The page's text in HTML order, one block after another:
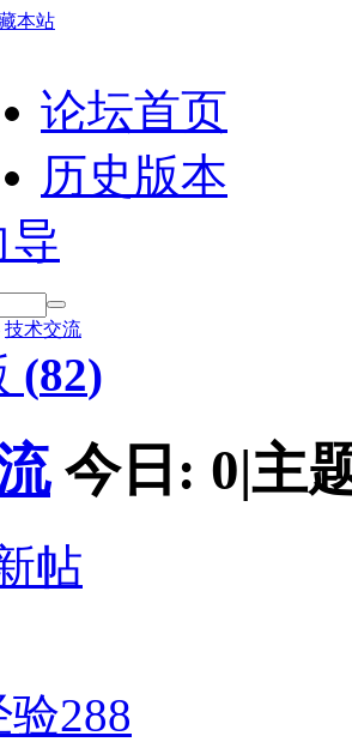
本站
论坛首页
历史版本
导
技术交流
(82)
今日: 0|主
帖
验288